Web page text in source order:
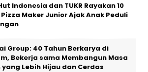
Indonesia dan TUKR Rayakan 10
Maker Junior Ajak Anak Peduli
Group: 40 Tahun Berkarya di
Bekerja sama Membangun Masa
yang Lebih Hijau dan Cerdas